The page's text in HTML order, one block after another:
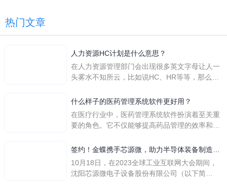
热门文章
人力资源HC计划是什么意思？
在人力资源管理部门会出现很多英文字母让人一
头雾水不知所云，比如说HC、HR等等，那么它
么呢？
什么样子的医药管理系统软件更好用？
在医疗行业中，医药管理系统软件扮演着至关重
要的角色。它不仅能够提高药品管理的效率和准
一个好用的医药管理系统软件应具备以下特点。
地进行操作。 复杂的
签约！金蝶携手芯源微，助力半导体装备制造领
先企业迈向世界
10月18日，在2023全球工业互联网大会期间，
沈阳芯源微电子设备股份有限公司（以下简